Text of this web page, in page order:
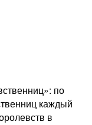
по
каждый
в